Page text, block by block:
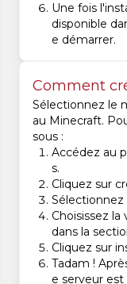
Une fois
disponible
e démarrer.
Comment
Sélectionnez le
au Minecraft.
sous :
Accédez au
s.
Cliquez sur
Sélectionnez
Choisissez
dans la
Cliquez sur
Tadam !
e serveur est